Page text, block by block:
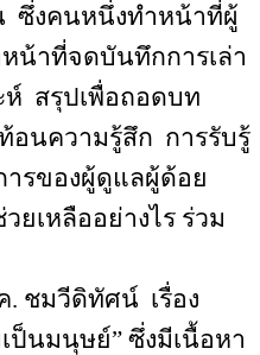
ซึ่งคนหนึ่งทำหน้าที่ผู้
น้าที่จดบันทึกการเล่า
ห์ สรุปเพื่อถอดบท
อนความรู้สึก การรับรู้
ารของผู้ดูแลผู้ด้อย
ยเหลืออย่างไร ร่วม
. ชมวีดิทัศน์ เรื่อง
ป็นมนุษย์” ซึ่งมีเนื้อหา